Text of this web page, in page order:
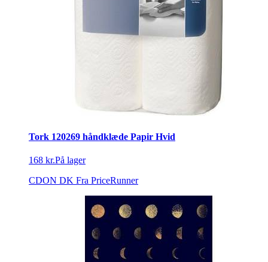
Tork 120269 håndklæde Papir Hvid
168 kr.På lager
CDON DK Fra PriceRunner